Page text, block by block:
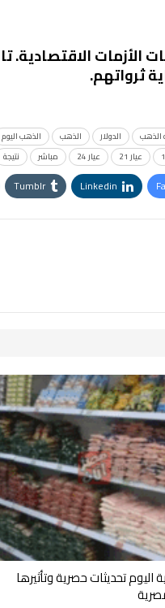
الأزمات
ثرواتهم.
الذهب الدولار الذهب الذهب اليوم
عيار 21 عيار 24 مباشر نتيجة
Linkedin
Tumblr
اليوم تحديثات حصرية وتأثيرها